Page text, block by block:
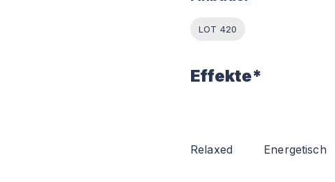
LOT 420
Effekte*
Relaxed Energetisch